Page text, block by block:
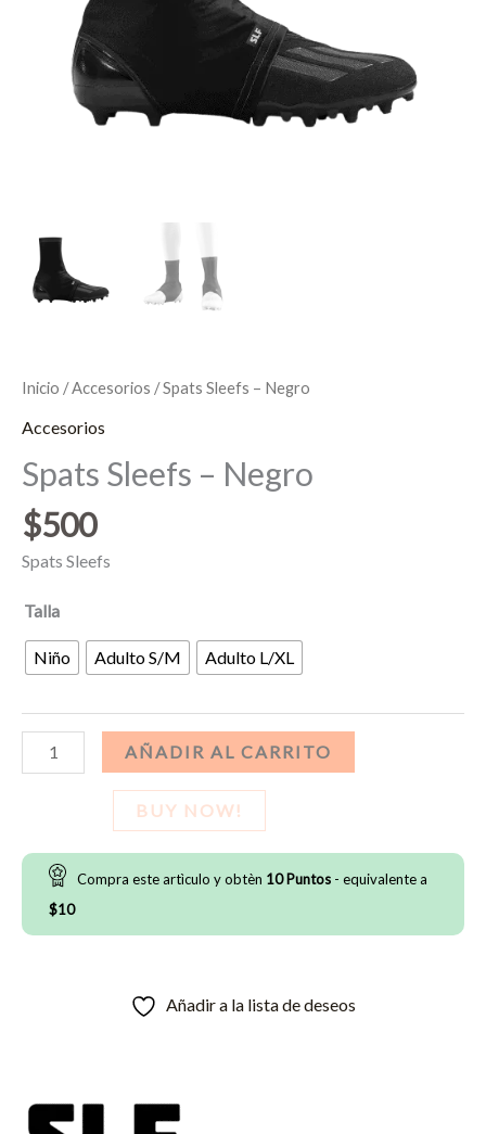
Inicio /Accesorios / Spats Sleefs – Negro
Accesorios
Spats Sleefs – Negro
$500
Spats Sleefs
Talla
Niño Adulto S/M Adulto L/XL
Spats
Sleefs
cantidad
AÑADIR AL CARRITO
BUY NOW!
Compra este artìculo y obtèn 10Puntos - equivalente a
$10
Añadir a la lista de deseos